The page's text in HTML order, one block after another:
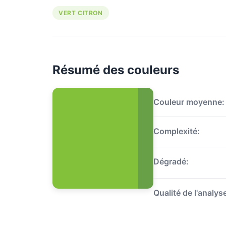
VERT CITRON
Résumé des couleurs
Couleur moyenne:
Complexité:
Dégradé:
Qualité de